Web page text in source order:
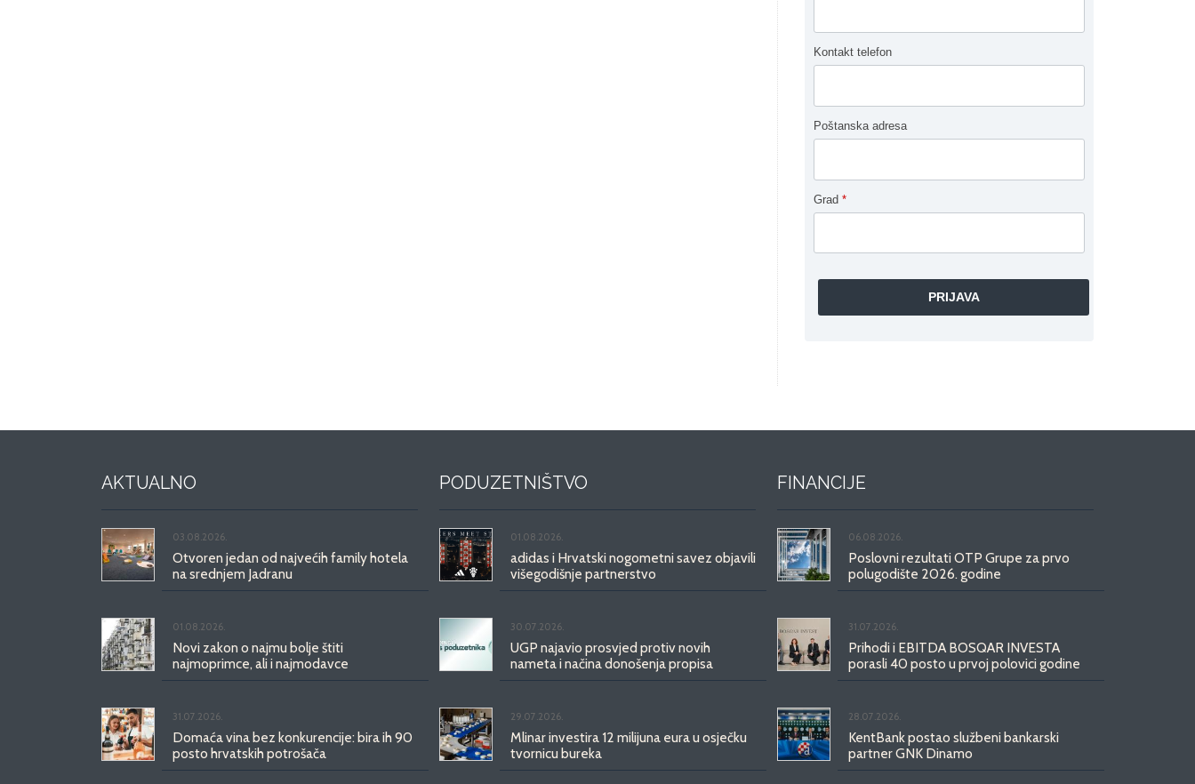
Kontakt telefon
Poštanska adresa
Grad *
AKTUALNO
03.08.2026.
Otvoren jedan od najvećih family hotela
na srednjem Jadranu
01.08.2026.
Novi zakon o najmu bolje štiti
najmoprimce, ali i najmodavce
31.07.2026.
Domaća vina bez konkurencije: bira ih 90
posto hrvatskih potrošača
PODUZETNIŠTVO
01.08.2026.
adidas i Hrvatski nogometni savez objavili
višegodišnje partnerstvo
30.07.2026.
UGP najavio prosvjed protiv novih
nameta i načina donošenja propisa
29.07.2026.
Mlinar investira 12 milijuna eura u osječku
tvornicu bureka
FINANCIJE
06.08.2026.
Poslovni rezultati OTP Grupe za prvo
polugodište 2026. godine
31.07.2026.
Prihodi i EBITDA BOSQAR INVESTA
porasli 40 posto u prvoj polovici godine
28.07.2026.
KentBank postao službeni bankarski
partner GNK Dinamo